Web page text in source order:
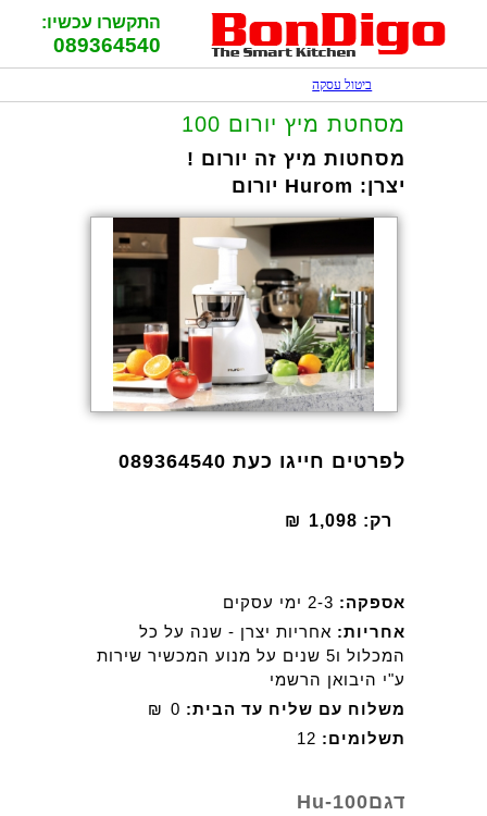
התקשרו עכשיו:
089364540
ביטול עסקה
מסחטת מיץ יורום 100
יצרן: Hurom יורום
מסחטות מיץ זה יורום !
לפרטים חייגו כעת 089364540
אספקה: 2-3 ימי עסקים
אחריות: אחריות יצרן - שנה על כל
המכלול ו5 שנים על מנוע המכשיר שירות
ע"י היבואן הרשמי
משלוח עם שליח עד הבית: 0
₪
תשלומים: 12
דגםHu-100
רק: 1,098
₪